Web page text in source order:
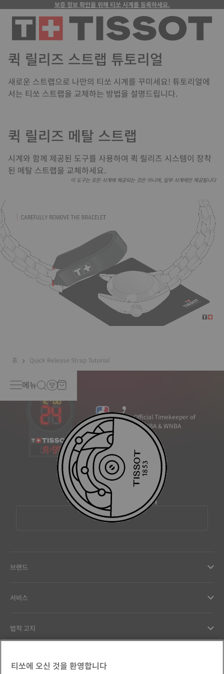
보증 정보 확인을 위해 티쏘 시계를 등록하세요.
퀵 릴리즈 스트랩 튜토리얼
새로운 스트랩으로 나만의 티쏘 시계를 꾸미세요! 튜토리얼에
서는 티쏘 스트랩을 교체하는 방법을 설명드립니다.
퀵 릴리즈 메탈 스트랩
시계와 함께 제공된 도구를 사용하여 퀵 릴리즈 시스템이 장착
된 메탈 스트랩을 교체하세요.
이 도구는 모든 시계에 제공되는 것은 아니며, 일부 시계에만 제공됩니다
홈 Quick Release Strap Tutorial
메뉴
19:59
Official Timekeeper of
the NBA & WNBA
티쏘 회원가입하기
이메일 주소
브랜드
서비스
법적 고지
티쏘에 오신 것을 환영합니다